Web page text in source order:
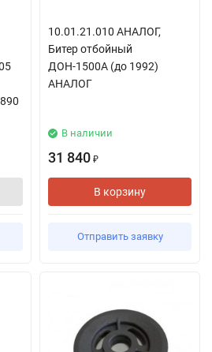
10.01.21.010 АНАЛОГ,
Битер отбойный
ДОН-1500А (до 1992)
АНАЛОГ
В наличии
31 840 ₽
В корзину
Отправить заявку